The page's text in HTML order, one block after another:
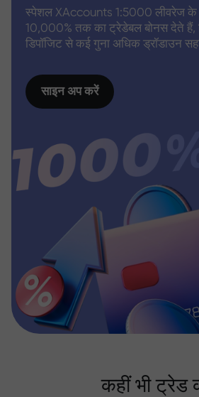
स्पेशल XAccounts 1:5000 लीवरेज के
10,000% तक का ट्रेडेबल बोनस देते
डिपॉजिट से कई गुना अधिक ड्रॉडाउन
साइन अप करें
कहीं भी ट्रेड